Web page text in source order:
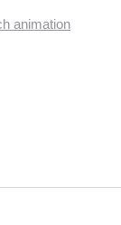
animation